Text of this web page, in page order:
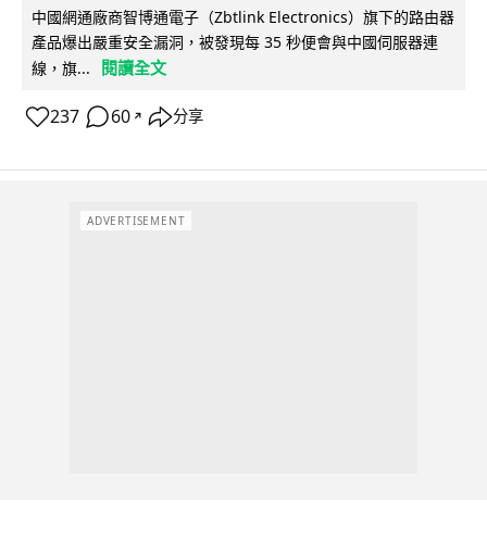
中國網通廠商智博通電子（Zbtlink Electronics）旗下的路由器
產品爆出嚴重安全漏洞，被發現每 35 秒便會與中國伺服器連
線，旗...
閱讀全文
237 60 ↗ 分享
ADVERTISEMENT